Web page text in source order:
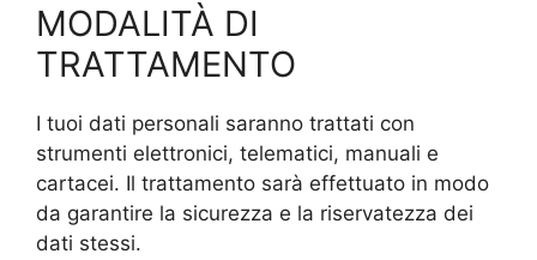
MODALITÀ DI
TRATTAMENTO
I tuoi dati personali saranno trattati con
strumenti elettronici, telematici, manuali e
cartacei. Il trattamento sarà effettuato in modo
da garantire la sicurezza e la riservatezza dei
dati stessi.